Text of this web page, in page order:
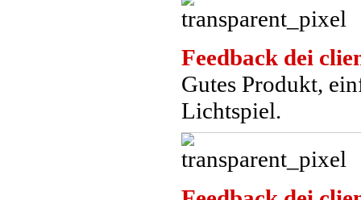
Feedback dei
Gutes Produkt,
Lichtspiel.